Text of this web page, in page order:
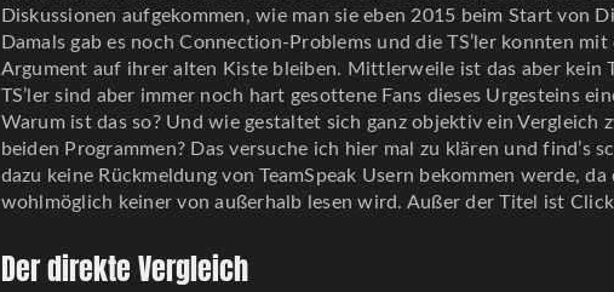
Diskussionen aufgekommen, wie man sie eben 2015 beim Start von
Damals gab es noch Connection-Problems und die TS’ler konnten mit
Argument auf ihrer alten Kiste bleiben. Mittlerweile ist das aber kein
TS’ler sind aber immer noch hart gesottene Fans dieses Urgesteins
Warum ist das so? Und wie gestaltet sich ganz objektiv ein Vergleich
beiden Programmen? Das versuche ich hier mal zu klären und find’s
dazu keine Rückmeldung von TeamSpeak Usern bekommen werde, da
wohlmöglich keiner von außerhalb lesen wird. Außer der Titel ist
Der direkte Vergleich